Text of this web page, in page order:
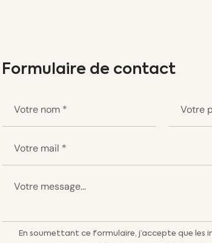
Formulaire de contact
En soumettant ce formulaire, j’accepte que les